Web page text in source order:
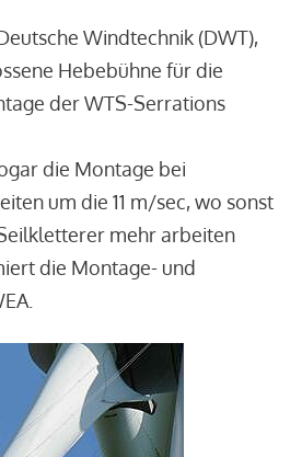
Windtechnik (DWT),
Hebebühne für die
der WTS-Serrations
die Montage bei
um die 11 m/sec, wo sonst
mehr arbeiten
die Montage- und